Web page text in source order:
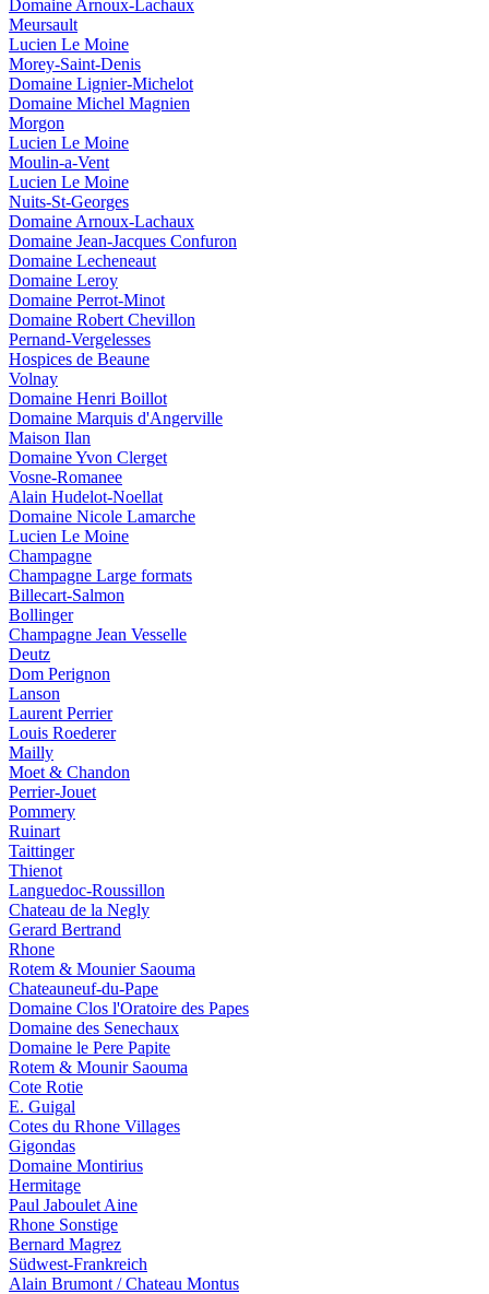
Domaine Arnoux-Lachaux
Meursault
Lucien Le Moine
Morey-Saint-Denis
Domaine Lignier-Michelot
Domaine Michel Magnien
Morgon
Lucien Le Moine
Moulin-a-Vent
Lucien Le Moine
Nuits-St-Georges
Domaine Arnoux-Lachaux
Domaine Jean-Jacques Confuron
Domaine Lecheneaut
Domaine Leroy
Domaine Perrot-Minot
Domaine Robert Chevillon
Pernand-Vergelesses
Hospices de Beaune
Volnay
Domaine Henri Boillot
Domaine Marquis d'Angerville
Maison Ilan
Domaine Yvon Clerget
Vosne-Romanee
Alain Hudelot-Noellat
Domaine Nicole Lamarche
Lucien Le Moine
Champagne
Champagne Large formats
Billecart-Salmon
Bollinger
Champagne Jean Vesselle
Deutz
Dom Perignon
Lanson
Laurent Perrier
Louis Roederer
Mailly
Moet & Chandon
Perrier-Jouet
Pommery
Ruinart
Taittinger
Thienot
Languedoc-Roussillon
Chateau de la Negly
Gerard Bertrand
Rhone
Rotem & Mounier Saouma
Chateauneuf-du-Pape
Domaine Clos l'Oratoire des Papes
Domaine des Senechaux
Domaine le Pere Papite
Rotem & Mounir Saouma
Cote Rotie
E. Guigal
Cotes du Rhone Villages
Gigondas
Domaine Montirius
Hermitage
Paul Jaboulet Aine
Rhone Sonstige
Bernard Magrez
Südwest-Frankreich
Alain Brumont / Chateau Montus